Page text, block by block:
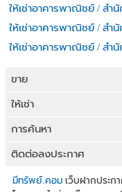
ให้เช่าอาคารพาณิชย์ / สำ
ให้เช่าอาคารพาณิชย์ / สำ
ให้เช่าอาคารพาณิชย์ / สำ
ขาย
ขายที่ดิน
ขายบ้าน
ขายคอนโด
ให้เช่า
ให้เช่าที่ดิน
ให้เช่าบ้าน
ให้เช่าคอนโด
การค้นหา
ขายที่ดิน
ประกาศขายที่ดิน
ติดต่อลงประกาศ
ลงประกาศขายฟรี
มีทรัพย์.คอม เว็บฝากประก